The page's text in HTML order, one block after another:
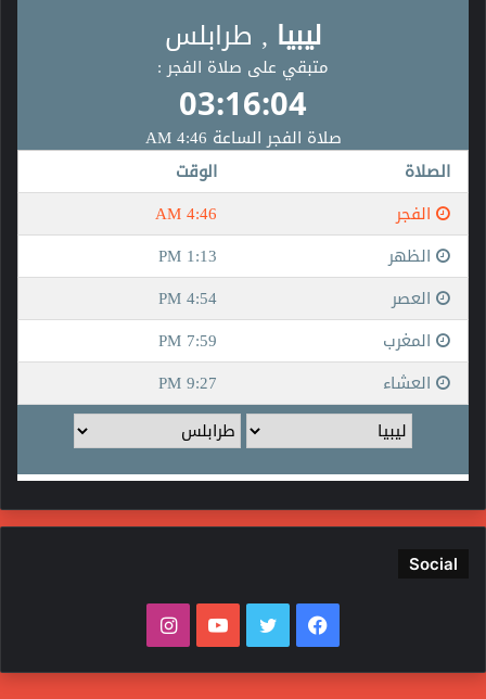
Social
فيسبوك تويتر يوتيوبانستقرام